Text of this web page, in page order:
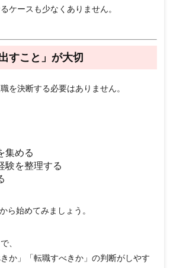
ケースも少なくありません。
すこと」が大切
を決断する必要はありません。
集める
験を整理する
ら始めてみましょう。
、
きか」「転職すべきか」の判断がしやす